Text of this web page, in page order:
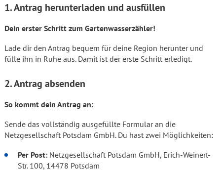
1. Antrag herunterladen und ausfüllen
Dein erster Schritt zum Gartenwasserzähler!
Lade dir den Antrag bequem für deine Region herunter und
fülle ihn in Ruhe aus. Damit ist der erste Schritt erledigt.
2. Antrag absenden
So kommt dein Antrag an:
Sende das vollständig ausgefüllte Formular an die
Netzgesellschaft Potsdam GmbH. Du hast zwei Möglichkeiten:
Per Post: Netzgesellschaft Potsdam GmbH, Erich-Weinert-
Str. 100, 14478 Potsdam